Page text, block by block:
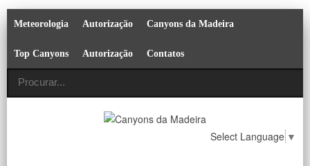
Meteorologia Autorização Canyons da Madeira
Top Canyons Autorização Contatos
Select Language ▼